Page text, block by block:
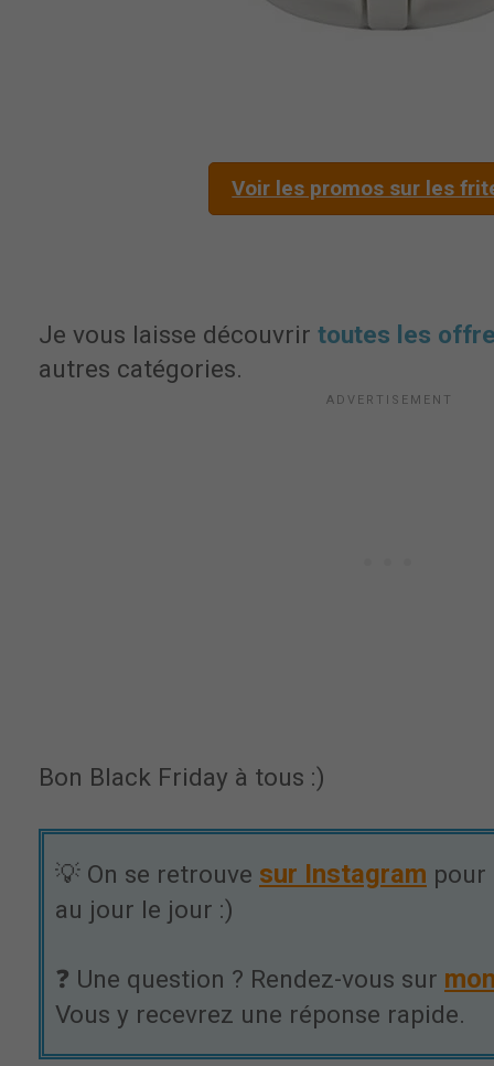
Voir les promos sur les
Je vous laisse découvrir toutes les
autres catégories.
Bon Black Friday à tous :)
💡 On se retrouve sur Instagram pour
au jour le jour :)
❓ Une question ? Rendez-vous sur
Vous y recevrez une réponse rapide.